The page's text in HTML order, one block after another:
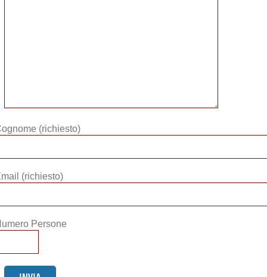
(richiesto)
(richiesto)
Persone